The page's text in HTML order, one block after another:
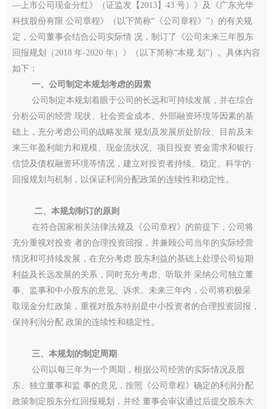
—上市公司现金分红》（证监发【2013】43 号）》及《广东光华
科技股份有限 公司章程》（以下简称“《公司章程》”）的有关规
定，公司董事会结合公司实际情 况，制订了《公司未来三年股东
回报规划（2018 年-2020 年）》（以下简称“本规 划”）。具体内容
如下：
一、公司制定本规划考虑的因素
公司制定本规划着眼于公司的长远和可持续发展，并在综合
分析公司的经营 现状、社会资金成本、外部融资环境等因素的基
础上，充分考虑公司的战略发展 规划及发展所处阶段、目前及未
来三年盈利能力和规模、现金流状况、项目投资 资金需求和银行
信贷及债权融资环境等情况，建立对投资者持续、稳定、科学的
回报规划与机制，以保证利润分配政策的连续性和稳定性。
二、本规划制订的原则
在符合国家相关法律法规及《公司章程》的前提下，公司将
充分重视对投资 者的合理投资回报，并兼顾公司当年的实际经营
情况和可持续发展，在充分考虑 股东利益的基础上处理公司短期
利益及长远发展的关系，同时充分考虑、听取并 采纳公司独立董
事、监事和中小股东的意见、诉求。未来三年内，公司将积极采
取现金分红政策，重视对股东特别是中小投资者的合理投资回报，
保持利润分配 政策的连续性和稳定性。
三、本规划的制定周期
公司以每三年为一个周期，根据公司经营的实际情况及股
东、独立董事和监 事的意见，按照《公司章程》确定的利润分配
政策制定股东分红回报规划，并经 董事会审议通过后提交股东大